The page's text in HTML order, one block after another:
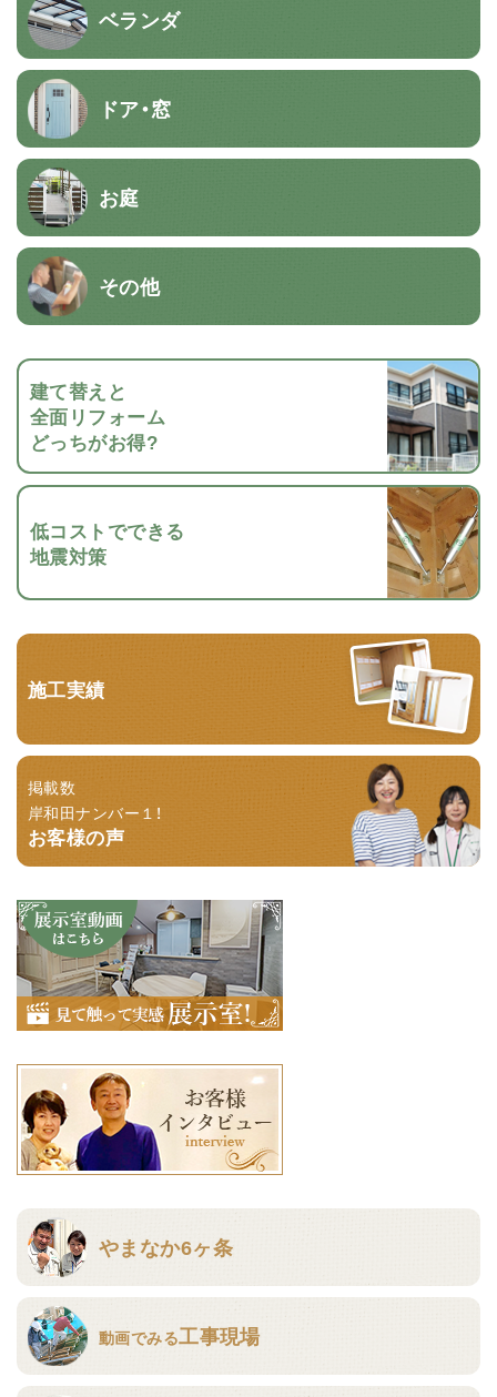
ベランダ
ドア・窓
お庭
その他
建て替えと
全面リフォーム
どっちがお得?
低コストでできる
地震対策
施工実績
掲載数
岸和田ナンバー１！
お客様の声
やまなか6ヶ条
動画でみる工事現場